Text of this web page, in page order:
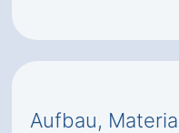
Aufbau,